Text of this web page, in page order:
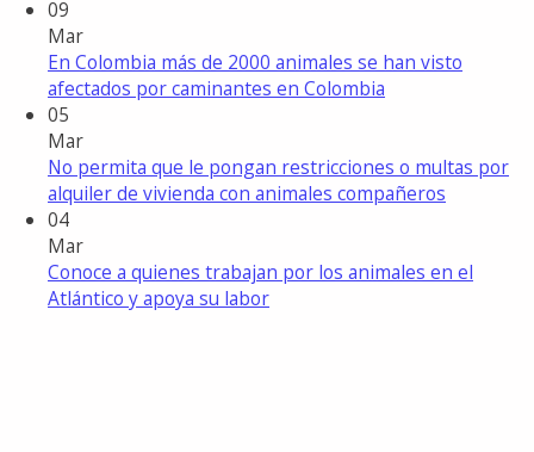
09
Mar
En Colombia más de 2000 animales se han visto
afectados por caminantes en Colombia
05
Mar
No permita que le pongan restricciones o multas por
alquiler de vivienda con animales compañeros
04
Mar
Conoce a quienes trabajan por los animales en el
Atlántico y apoya su labor